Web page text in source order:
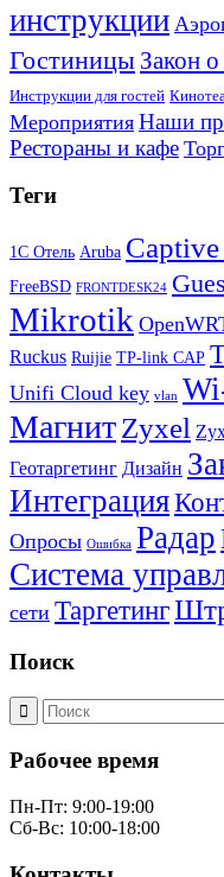
инструкции
Гостиницы Закон
Инструкции для гостей
Мероприятия Наши
Рестораны и кафе
Теги
1С Отель Aruba
FreeBSD FRONTDESK24
Mikrotik
Ruckus Ruijie TP-link CAP
Unifi Cloud key vlan
МагнитZyxel
Геотаргетинг Дизайн
Интеграция
Опросы Ошибка Радар
Система
сети Таргетинг
Поиск
Рабочее время
Пн-Пт: 9:00-19:00
Сб-Вс: 10:00-18:00